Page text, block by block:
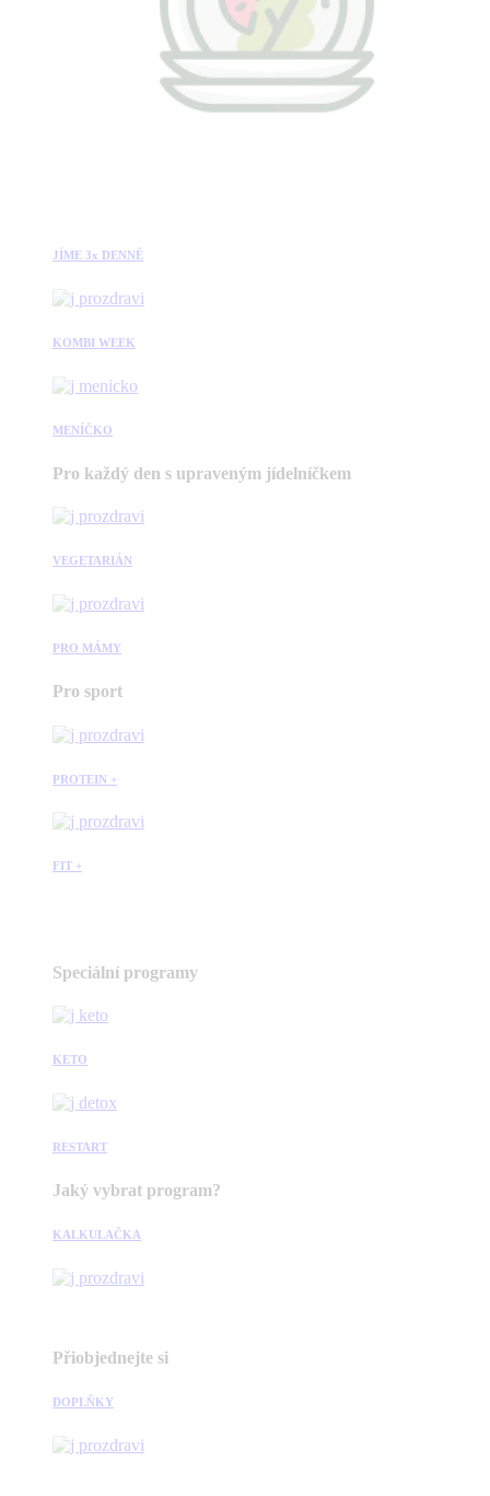
JÍME 3x DENNĚ
KOMBI WEEK
MENÍČKO
Pro každý den s upraveným jídelníčkem
VEGETARIÁN
PRO MÁMY
Pro sport
PROTEIN +
FIT +
Speciální programy
KETO
RESTART
Jaký vybrat program?
KALKULAČKA
Přiobjednejte si
DOPLŇKY